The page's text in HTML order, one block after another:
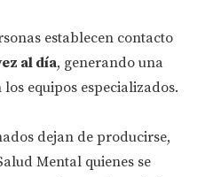
establecen contacto
al día, generando una
equipos especializados.
dejan de producirse,
Mental quienes se